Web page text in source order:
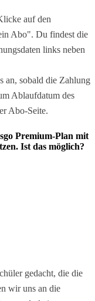
auf den
Abo". Du findest die
links neben
an, sobald die Zahlung
Ablaufdatum des
Abo-Seite.
Premium-Plan mit
Ist das möglich?
gedacht, die die
wir uns an die